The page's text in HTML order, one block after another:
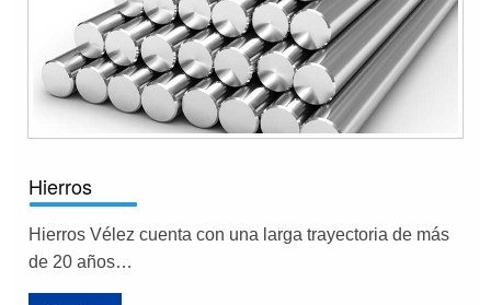
Hierros
Hierros Vélez cuenta con una larga trayectoria de más
de 20 años…